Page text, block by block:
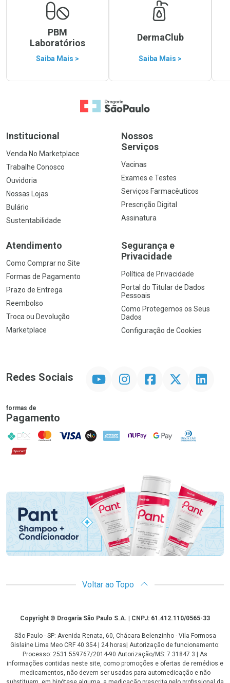
PBM
Laboratórios
Saiba Mais >
DermaClub
Saiba Mais >
Ir para a Home
Institucional
Venda No Marketplace
Trabalhe Conosco
Ouvidoria
Nossas Lojas
Bulário
Sustentabilidade
Nossos
Serviços
Vacinas
Exames e Testes
Serviços Farmacêuticos
Prescrição Digital
Assinatura
Atendimento
Como Comprar no Site
Formas de Pagamento
Prazo de Entrega
Reembolso
Troca ou Devolução
Marketplace
Segurança e
Privacidade
Política de Privacidade
Portal do Titular de Dados
Pessoais
Como Protegemos os Seus
Dados
Configuração de Cookies
Redes Sociais InstagramFacebookTwitter Linkedin
formas de
Pagamento
PIX MasterCard
VISA ELO AMEX NuPay Google PayDiners Club
Hipercard
Promoção em Destaque
Voltar ao Topo
CopyrightCopyright © Drogaria São Paulo S.A. | CNPJ: 61.412.110/0565-33
São Paulo - SP: Avenida Renata, 60, Chácara Belenzinho - Vila Formosa
Gislaine Lima Meo CRF 40.354 | 24 horas| Autorização de funcionamento:
Processo: 2531.559767/2014-90 Autorização/MS: 7.31847.3 | As
informações contidas neste site, como promoções e ofertas de remédios e
medicamentos, não devem ser usadas para automedicação e não